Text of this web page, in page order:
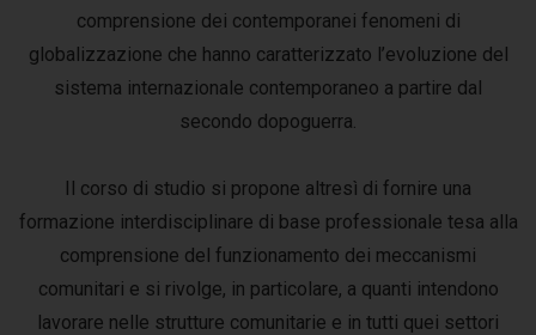
comprensione dei contemporanei fenomeni di
globalizzazione che hanno caratterizzato l’evoluzione del
sistema internazionale contemporaneo a partire dal
secondo dopoguerra.
Il corso di studio si propone altresì di fornire una
formazione interdisciplinare di base professionale tesa alla
comprensione del funzionamento dei meccanismi
comunitari e si rivolge, in particolare, a quanti intendono
lavorare nelle strutture comunitarie e in tutti quei settori